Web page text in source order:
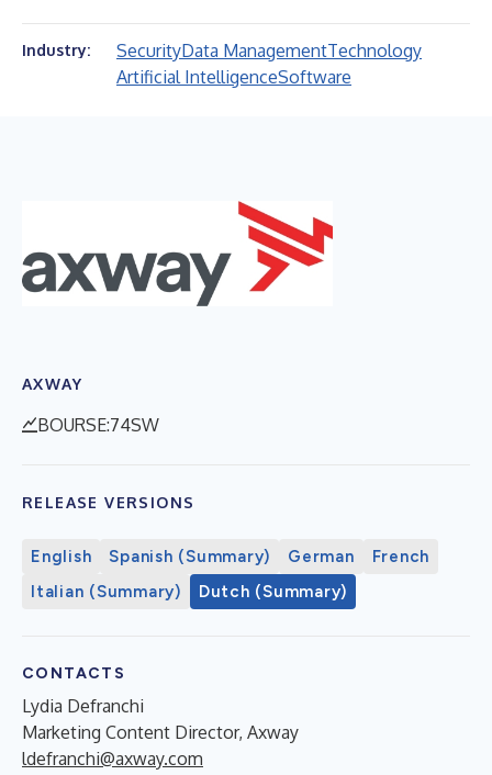
Industry: SecurityData ManagementTechnology
Artificial IntelligenceSoftware
AXWAY
BOURSE:74SW
RELEASE VERSIONS
English Spanish (Summary) German
French
Italian (Summary)
Dutch (Summary)
CONTACTS
Lydia Defranchi
Marketing Content Director, Axway
ldefranchi@axway.com